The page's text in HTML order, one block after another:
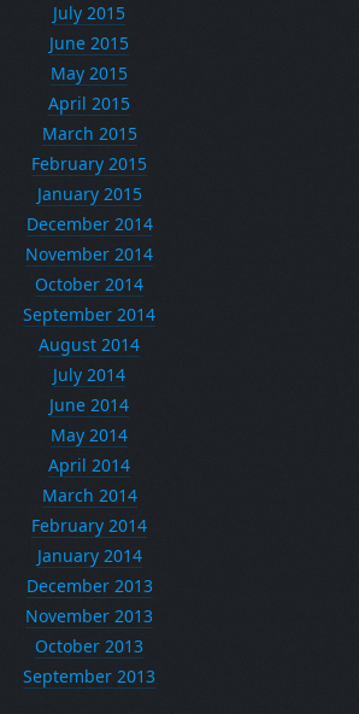
July 2015
June 2015
May 2015
April 2015
March 2015
February 2015
January 2015
December 2014
November 2014
October 2014
September 2014
August 2014
July 2014
June 2014
May 2014
April 2014
March 2014
February 2014
January 2014
December 2013
November 2013
October 2013
September 2013